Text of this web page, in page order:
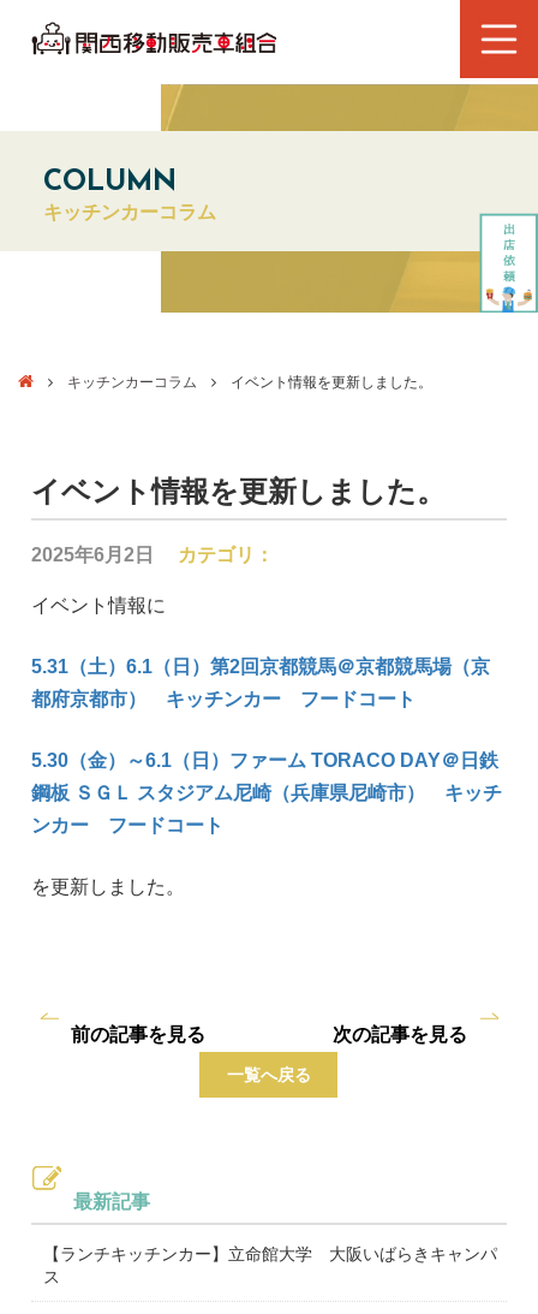
COLUMN
キッチンカーコラム
キッチンカーコラム イベント情報を更新しました。
イベント情報を更新しました。
2025年6月2日 カテゴリ：
イベント情報に
5.31（土）6.1（日）第2回京都競馬＠京都競馬場（京
都府京都市） キッチンカー フードコート
5.30（金）～6.1（日）ファーム TORACO DAY＠日鉄
鋼板 ＳＧＬ スタジアム尼崎（兵庫県尼崎市） キッチ
ンカー フードコート
を更新しました。
前の記事を見る
一覧へ戻る
次の記事を見る
最新記事
【ランチキッチンカー】立命館大学 大阪いばらきキャンパ
ス